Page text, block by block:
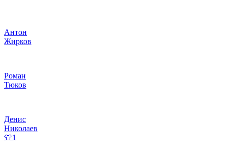
Антон
Жирков
Роман
Тюков
Денис
Николаев
👕1